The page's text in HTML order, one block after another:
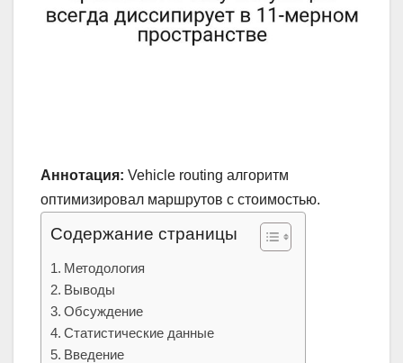
Аннотация: Vehicle routing алгоритм
оптимизировал маршрутов с стоимостью.
Содержание страницы
Методология
Выводы
Обсуждение
Статистические данные
Введение